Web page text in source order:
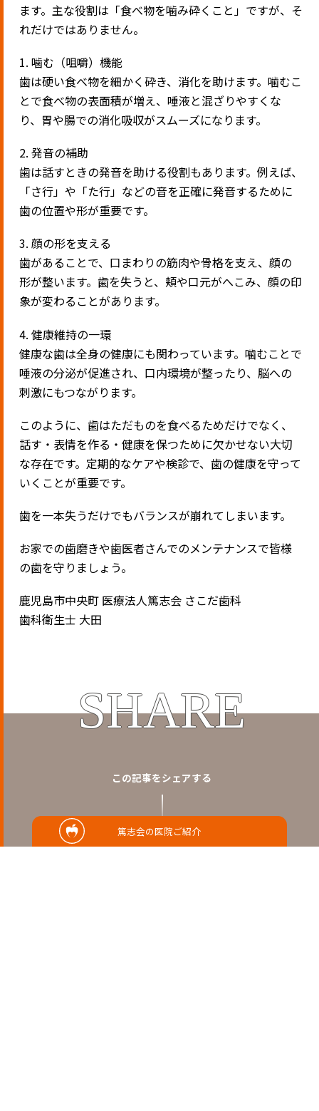
篤志会の医院ご紹介
ます。主な役割は「食べ物を噛み砕くこと」ですが、そ
れだけではありません。
1. 噛む（咀嚼）機能
歯は硬い食べ物を細かく砕き、消化を助けます。噛むこ
とで食べ物の表面積が増え、唾液と混ざりやすくな
り、胃や腸での消化吸収がスムーズになります。
2. 発音の補助
歯は話すときの発音を助ける役割もあります。例えば、
「さ行」や「た行」などの音を正確に発音するために
歯の位置や形が重要です。
3. 顔の形を支える
歯があることで、口まわりの筋肉や骨格を支え、顔の
形が整います。歯を失うと、頬や口元がへこみ、顔の印
象が変わることがあります。
4. 健康維持の一環
健康な歯は全身の健康にも関わっています。噛むことで
唾液の分泌が促進され、口内環境が整ったり、脳への
刺激にもつながります。
このように、歯はただものを食べるためだけでなく、
話す・表情を作る・健康を保つために欠かせない大切
な存在です。定期的なケアや検診で、歯の健康を守って
いくことが重要です。
歯を一本失うだけでもバランスが崩れてしまいます。
お家での歯磨きや歯医者さんでのメンテナンスで皆様
の歯を守りましょう。
鹿児島市中央町 医療法人篤志会 さこだ歯科
歯科衛生士 大田
SHARE
この記事をシェアする